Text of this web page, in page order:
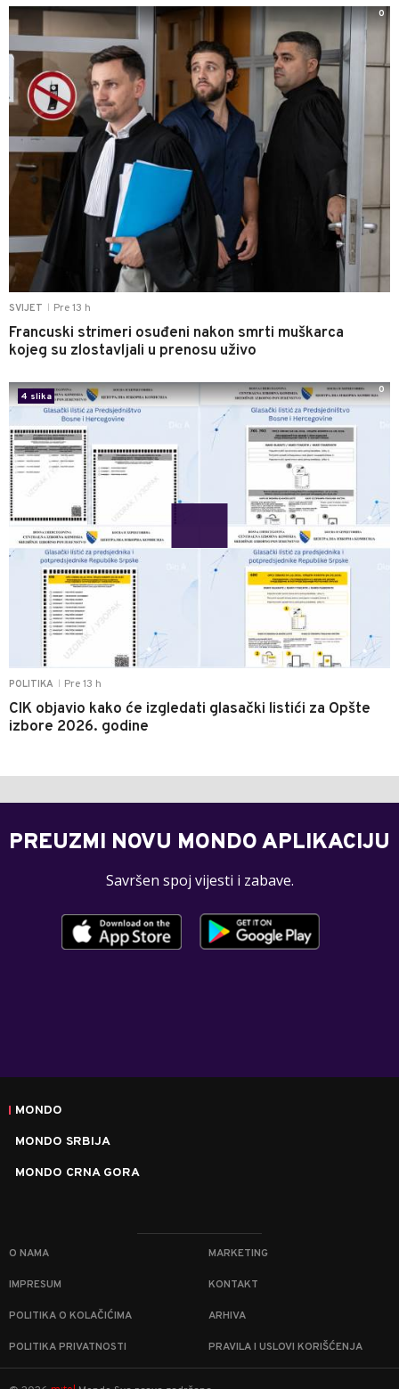
SVIJET Pre 13 h
Francuski strimeri osuđeni nakon smrti muškarca
kojeg su zlostavljali u prenosu uživo
0
POLITIKA Pre 13 h
CIK objavio kako će izgledati glasački listići za Opšte
izbore 2026. godine
4 slika
0
PREUZMI NOVU MONDO APLIKACIJU
Savršen spoj vijesti i zabave.
MONDO
MONDO SRBIJA
MONDO CRNA GORA
O NAMA MARKETING
IMPRESUM KONTAKT
POLITIKA O KOLAČIĆIMA ARHIVA
POLITIKA PRIVATNOSTI PRAVILA I USLOVI KORIŠĆENJA